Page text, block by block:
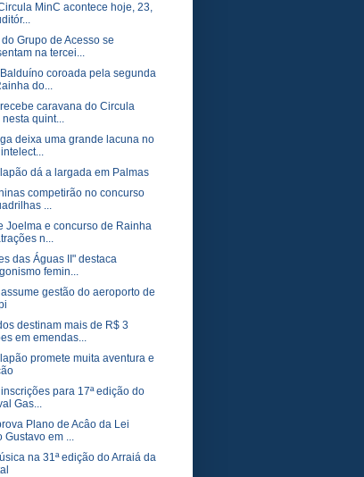
MinC acontece hoje, 23,
Grupo de Acesso se
na tercei...
coroada pela segunda
do...
caravana do Circula
nesta quint...
deixa uma grande lacuna no
dá a largada em Palmas
competirão no concurso
...
Joelma e concurso de Rainha
n...
das Águas II" destaca
femin...
assume gestão do aeroporto de
destinam mais de R$ 3
em emendas...
promete muita aventura e
para 17ª edição do
Gas...
Plano de Acâo da Lei
Gustavo em ...
na 31ª edição do Arraiá da